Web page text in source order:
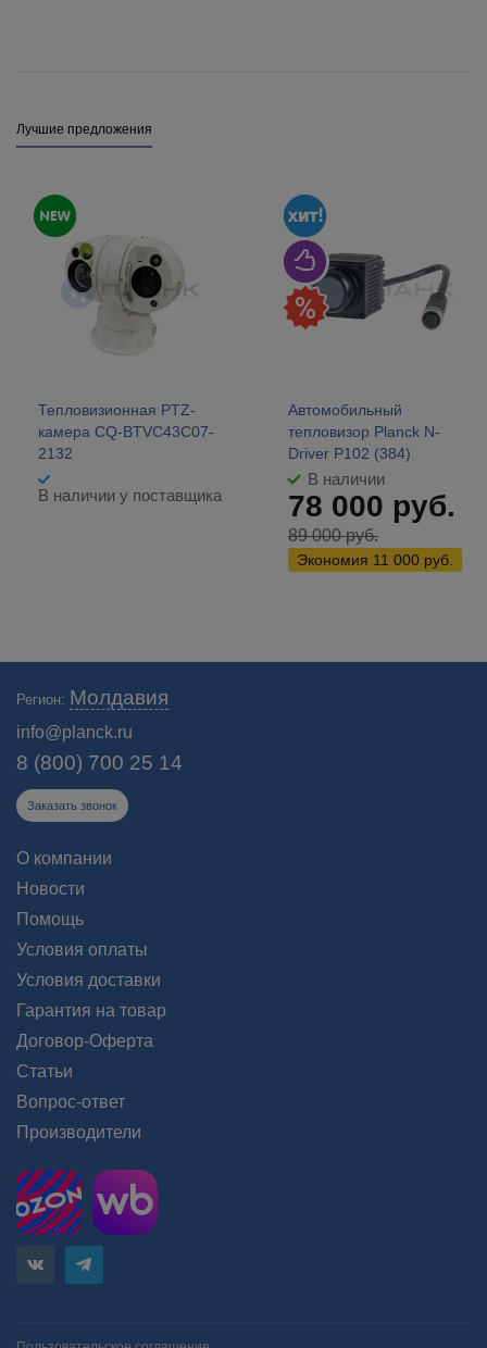
Лучшие предложения
Тепловизионная PTZ-
камера CQ-BTVC43C07-
2132
В наличии у поставщика
Автомобильный
тепловизор Planck N-
Driver P102 (384)
В наличии
78 000 руб.
89 000руб.
Экономия 11 000 руб.
Тепловизионные ИК-камеры для охраны, уличные купольные,
поворотные для видеонаблюдения.
Регион: Молдавия
info@planck.ru
8 (800) 700 25 14
Заказать звонок
О компании
Новости
Помощь
Условия оплаты
Условия доставки
Гарантия на товар
Договор-Оферта
Статьи
Вопрос-ответ
Производители